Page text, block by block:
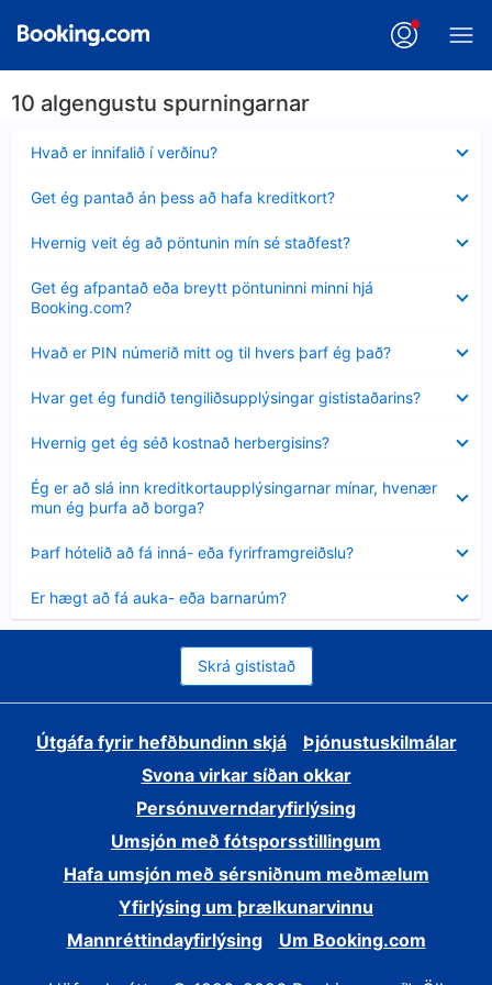
10 algengustu spurningarnar
Hvað er innifalið í verðinu?
sýnt
Get ég pantað án þess að hafa kreditkort?
sýnt
Hvernig veit ég að pöntunin mín sé staðfest?
sýnt
Get ég afpantað eða breytt pöntuninni minni hjá
Booking.com?
sýnt
Hvað er PIN númerið mitt og til hvers þarf ég það?
sýnt
Hvar get ég fundið tengiliðsupplýsingar gististaðarins?
sýnt
Hvernig get ég séð kostnað herbergisins?
sýnt
Ég er að slá inn kreditkortaupplýsingarnar mínar, hvenær
mun ég þurfa að borga?
Minna
sýnt
Þarf hótelið að fá inná- eða fyrirframgreiðslu?
sýnt
Er hægt að fá auka- eða barnarúm?
sýnt
Skrá gististað
Útgáfa fyrir hefðbundinn skjá
Þjónustuskilmálar
Svona virkar síðan okkar
Persónuverndaryfirlýsing
Umsjón með fótsporsstillingum
Hafa umsjón með sérsniðnum meðmælum
Yfirlýsing um þrælkunarvinnu
Mannréttindayfirlýsing
Um Booking.com